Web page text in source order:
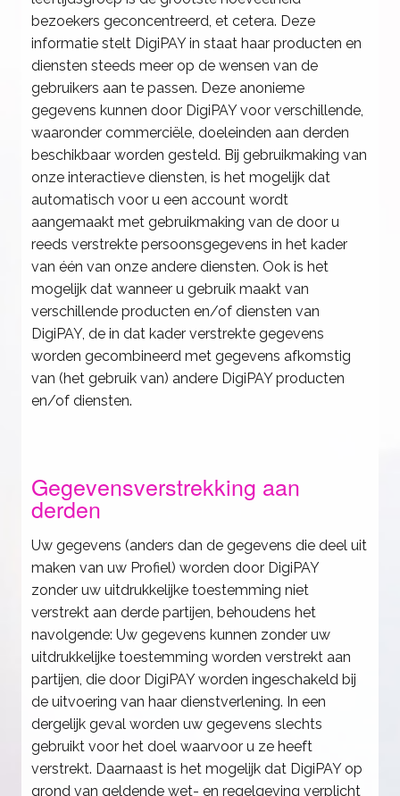
bezoekers geconcentreerd, et cetera. Deze
informatie stelt DigiPAY in staat haar producten en
diensten steeds meer op de wensen van de
gebruikers aan te passen. Deze anonieme
gegevens kunnen door DigiPAY voor verschillende,
waaronder commerciële, doeleinden aan derden
beschikbaar worden gesteld. Bij gebruikmaking van
onze interactieve diensten, is het mogelijk dat
automatisch voor u een account wordt
aangemaakt met gebruikmaking van de door u
reeds verstrekte persoonsgegevens in het kader
van één van onze andere diensten. Ook is het
mogelijk dat wanneer u gebruik maakt van
verschillende producten en/of diensten van
DigiPAY, de in dat kader verstrekte gegevens
worden gecombineerd met gegevens afkomstig
van (het gebruik van) andere DigiPAY producten
en/of diensten.
Gegevensverstrekking aan
derden
Uw gegevens (anders dan de gegevens die deel uit
maken van uw Profiel) worden door DigiPAY
zonder uw uitdrukkelijke toestemming niet
verstrekt aan derde partijen, behoudens het
navolgende: Uw gegevens kunnen zonder uw
uitdrukkelijke toestemming worden verstrekt aan
partijen, die door DigiPAY worden ingeschakeld bij
de uitvoering van haar dienstverlening. In een
dergelijk geval worden uw gegevens slechts
gebruikt voor het doel waarvoor u ze heeft
verstrekt. Daarnaast is het mogelijk dat DigiPAY op
grond van geldende wet- en regelgeving verplicht